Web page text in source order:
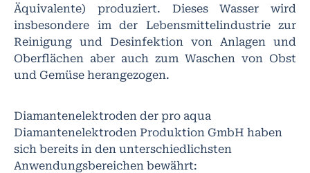
Äquivalente) produziert. Dieses Wasser wird
insbesondere im der Lebensmittelindustrie zur
Reinigung und Desinfektion von Anlagen und
Oberflächen aber auch zum Waschen von Obst
und Gemüse herangezogen.
Diamantenelektroden der pro aqua
Diamantenelektroden Produktion GmbH haben
sich bereits in den unterschiedlichsten
Anwendungsbereichen bewährt: